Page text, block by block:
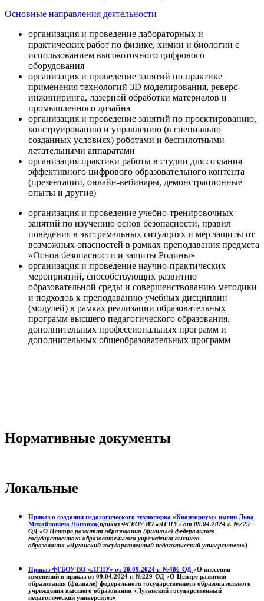
Основные направления деятельности
организация и проведение лабораторных и
практических работ по физике, химии и биологии с
использованием высокоточного цифрового
оборудования
организация и проведение занятий по практике
применения технологий 3D моделирования, реверс-
инжиниринга, лазерной обработки материалов и
промышленного дизайна
организация и проведение занятий по проектированию,
конструированию и управлению (в специально
созданных условиях) роботами и беспилотными
летательными аппаратами
организация практики работы в студии для создания
эффективного цифрового образовательного контента
(презентации, онлайн-вебинары, демонстрационные
опыты и другие)
организация и проведение учебно-тренировочных
занятий по изучению основ безопасности, правил
поведения в экстремальных ситуациях и мер защиты от
возможных опасностей в рамках преподавания предмета
«Основ безопасности и защиты Родины»
организация и проведение научно-практических
мероприятий, способствующих развитию
образовательной среды и совершенствованию методики
и подходов к преподаванию учебных дисциплин
(модулей) в рамках реализации образовательных
программ высшего педагогического образования,
дополнительных профессиональных программ и
дополнительных общеобразовательных программ
Нормативные документы
Локальные
Приказ о создании педагогического технопарка «Кванториум» имени Льва
Михайловича Лоповка(приказ ФГБОУ ВО «ЛГПУ» от 09.04.2024 г. №229-
ОД «О Центре развития образования (филиале) федерального
государственного образовательного учреждения высшего
образования «Луганский государственный педагогический университет»)
Приказ ФГБОУ ВО «ЛГПУ» от 20.09.2024 г. №486-ОД «О внесении
изменений в приказ от 09.04.2024 г. №229-ОД «О Центре развития
образования (филиале) федерального государственного образовательного
учреждения высшего образования «Луганский государственный
педагогический университет»